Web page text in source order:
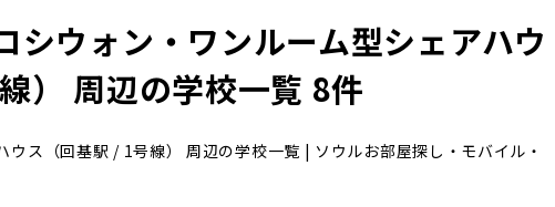
シウォン・ワンルーム型シェアハウ
） 周辺の学校一覧 8件
ウス（回基駅 / 1号線） 周辺の学校一覧 | ソウルお部屋探し・モバイル・